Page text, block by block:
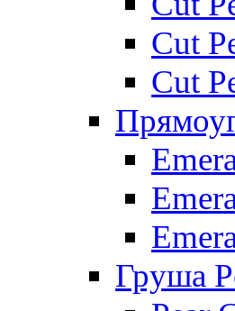
Cut
Cut
Груша